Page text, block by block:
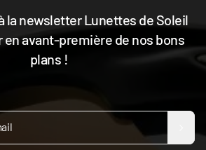
la newsletter Lunettes de Soleil
avant-première de nos bons
plans !